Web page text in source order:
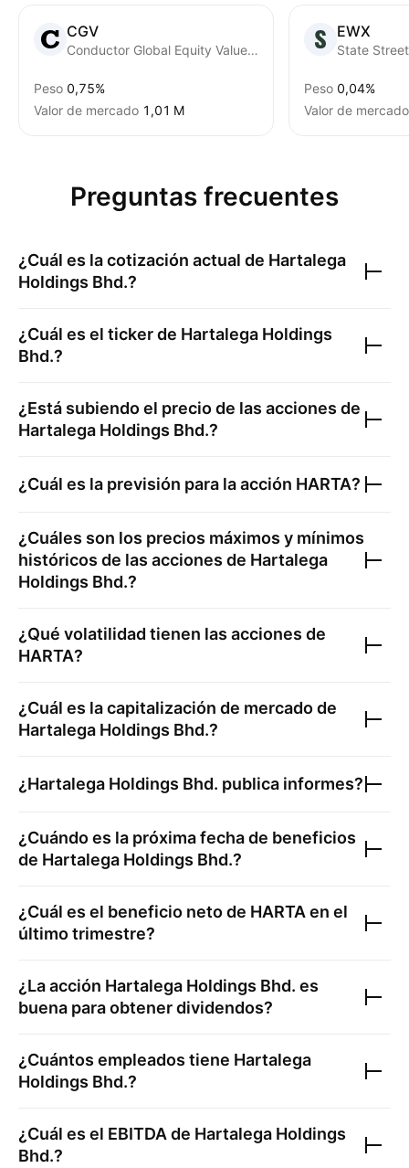
CGV
Conductor Global Equity Value ETF
Peso 0,75%
Valor de mercado ‪1,01 M‬
EWX
Peso 0,04%
Valor de mercado
Preguntas frecuentes
¿Cuál es la cotización actual de Hartalega
Holdings Bhd.?
¿Cuál es el ticker de Hartalega Holdings
Bhd.?
¿Está subiendo el precio de las acciones de
Hartalega Holdings Bhd.?
¿Cuál es la previsión para la acción HARTA?
¿Cuáles son los precios máximos y mínimos
históricos de las acciones de Hartalega
Holdings Bhd.?
¿Qué volatilidad tienen las acciones de
HARTA?
¿Cuál es la capitalización de mercado de
Hartalega Holdings Bhd.?
¿Hartalega Holdings Bhd. publica informes?
¿Cuándo es la próxima fecha de beneficios
de Hartalega Holdings Bhd.?
¿Cuál es el beneficio neto de HARTA en el
último trimestre?
¿La acción Hartalega Holdings Bhd. es
buena para obtener dividendos?
¿Cuántos empleados tiene Hartalega
Holdings Bhd.?
¿Cuál es el EBITDA de Hartalega Holdings
Bhd.?